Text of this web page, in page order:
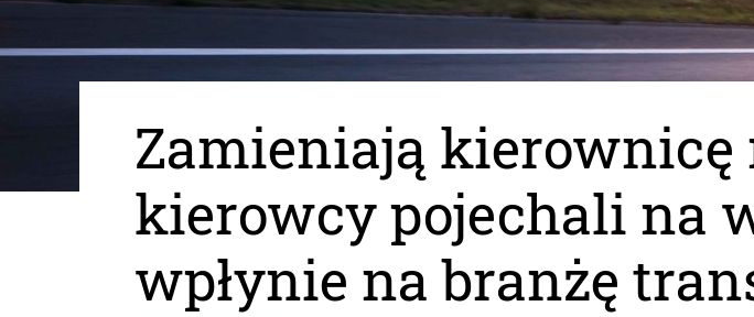
Zamieniają
kierowcy pojechali na
wpłynie na branżę